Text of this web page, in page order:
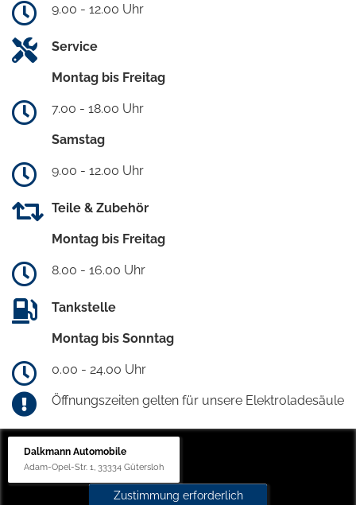
9.00 - 12.00 Uhr
Service
Montag bis Freitag
7.00 - 18.00 Uhr
Samstag
9.00 - 12.00 Uhr
Teile & Zubehör
Montag bis Freitag
8.00 - 16.00 Uhr
Tankstelle
Montag bis Sonntag
0.00 - 24.00 Uhr
Öffnungszeiten gelten für unsere Elektroladesäule
Dalkmann Automobile
Adam-Opel-Str. 1, 33334 Gütersloh
Zustimmung erforderlich